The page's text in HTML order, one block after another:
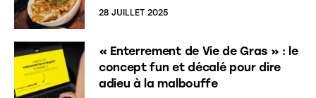
28 JUILLET 2025
« Enterrement de Vie de Gras » : le
concept fun et décalé pour dire
adieu à la malbouffe